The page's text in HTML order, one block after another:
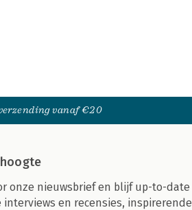
vanaf €20
onze nieuwsbrief en blijf up-to-date
en recensies, inspirerende